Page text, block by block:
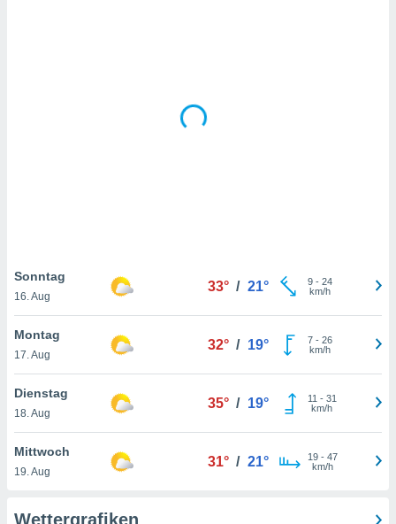
nicht
von
und
auf
klicken.
Sonntag
16. Aug
33° / 21° 9- 24
km/h
Montag
17. Aug
32° / 19° 7- 26
km/h
Dienstag
18. Aug
35° / 19° 11 - 31
km/h
Mittwoch
19. Aug
31° / 21° 19- 47
km/h
Wettergrafiken